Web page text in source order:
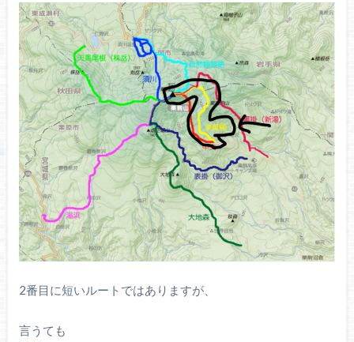
2番目に短いルートではありますが、
言うても